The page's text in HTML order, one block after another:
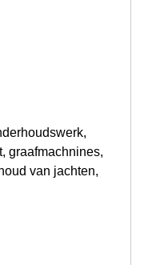
graafmachnines,
van jachten,